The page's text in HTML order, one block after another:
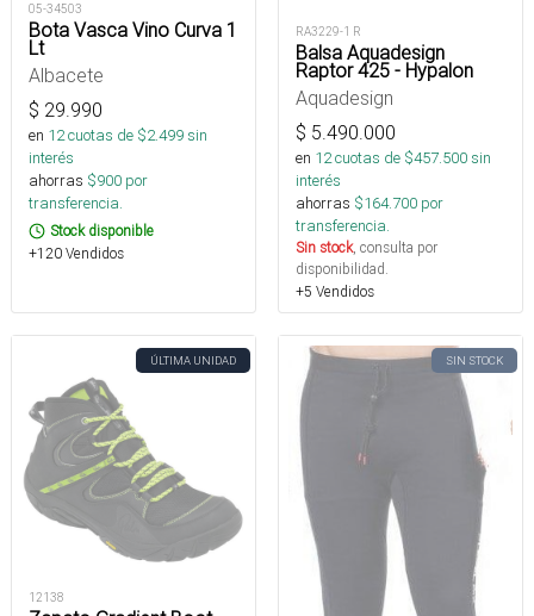
05-34503
Bota Vasca Vino Curva 1
Lt
Albacete
$ 29.990
en 12cuotas de $2.499sin
interés
ahorras $900 por
transferencia.
Stock disponible
+120 Vendidos
RA3229-1 R
Balsa Aquadesign
Raptor 425 - Hypalon
Aquadesign
$ 5.490.000
en 12cuotas de $457.500sin
interés
ahorras $164.700 por
transferencia.
Sin stock, consulta por
disponibilidad.
+5 Vendidos
ÚLTIMA UNIDAD
12138
SIN STOCK